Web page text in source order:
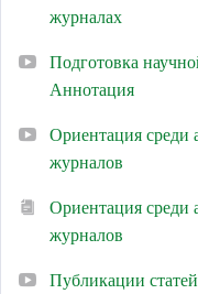
журналах
Подготовка
Аннотация
Ориентация среди
журналов
Ориентация среди
журналов
Публикации